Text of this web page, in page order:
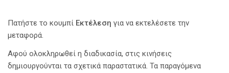
Πατήστε το κουμπί Εκτέλεση για να εκτελέσετε την
μεταφορά.
Αφού ολοκληρωθεί η διαδικασία, στις κινήσεις
δημιουργούνται τα σχετικά παραστατικά. Τα παραγόμενα